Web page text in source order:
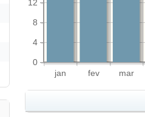
jan fev mar
0
4
8
12